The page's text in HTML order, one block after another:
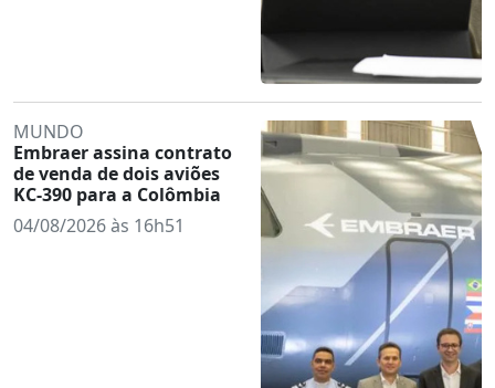
MUNDO
Embraer assina contrato
de venda de dois aviões
KC-390 para a Colômbia
04/08/2026 às 16h51